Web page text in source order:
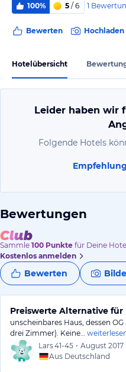
100% 5 / 6 1
Bewerten Hochladen
Hotelübersicht
Leider haben wir
Folgende Hotels
Bewertungen
Sammle 100 Punkte für Deine
Kostenlos anmelden
Bewerten
Preiswerte Alternative
unscheinbares Haus, dessen
drei Zimmer). Keine…
Lars41-45 • August 2017
Aus Deutschland